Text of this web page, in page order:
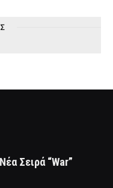
Σειρά “War”